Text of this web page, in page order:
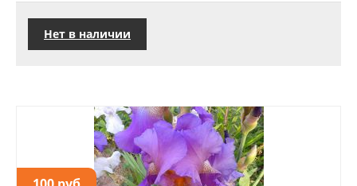
Нет в наличии